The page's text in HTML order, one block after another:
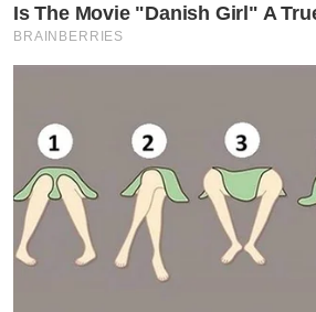
Is The Movie "Danish Girl" A
BRAINBERRIES